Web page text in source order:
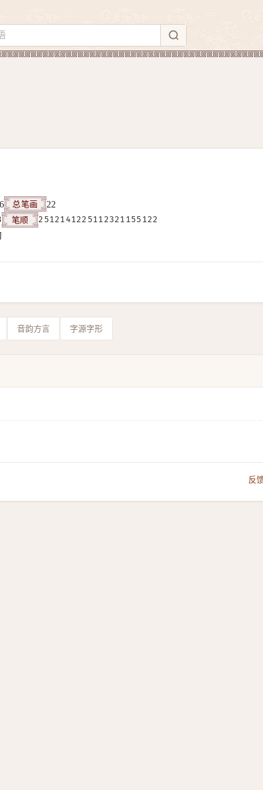
6 总笔画
22
笔顺
2512141225112321155122
音韵方言 字源字形
反